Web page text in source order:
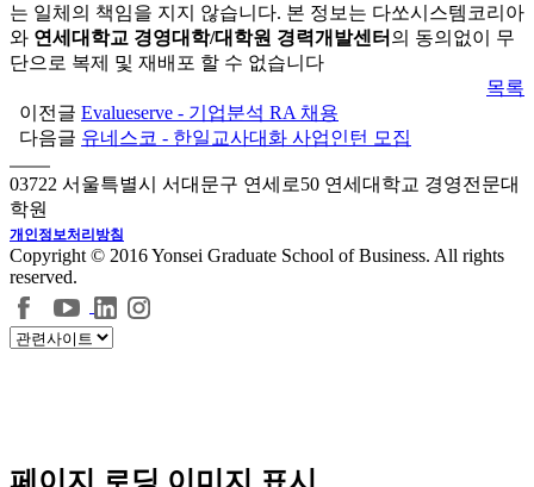
는 일체의 책임을 지지 않습니다. 본 정보는 다쏘시스템코리아
와 연세대학교 경영대학/대학원 경력개발센터 의 동의없이 무
단으로 복제 및 재배포 할 수 없습니다
목록
이전글 Evalueserve - 기업분석 RA 채용
다음글 유네스코 - 한일교사대화 사업인턴 모집
03722 서울특별시 서대문구 연세로50 연세대학교 경영전문대
학원
개인정보처리방침
Copyright © 2016 Yonsei Graduate School of Business. All rights
reserved.